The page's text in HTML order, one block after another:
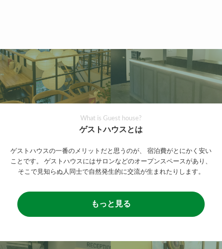
What is Guest house?
ゲストハウスとは
ゲストハウスの一番のメリットだと思うのが、
宿泊費がとにかく安い
ことです。
ゲストハウスにはサロンなどのオープンスペースがあり、
そこで見知らぬ人同士で自然発生的に交流が生まれたりします。
もっと見る